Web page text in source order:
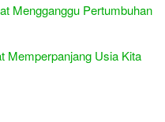
Mengganggu Pertumbuhan
Memperpanjang Usia Kita